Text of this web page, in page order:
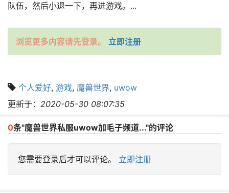
队伍，然后小退一下，再进游戏。...
浏览更多内容请先登录。 立即注册
个人爱好, 游戏, 魔兽世界, uwow
更新于： 2020-05-30 08:07:35
0条"魔兽世界私服uwow加毛子频道..."的评论
您需要登录后才可以评论。 立即注册